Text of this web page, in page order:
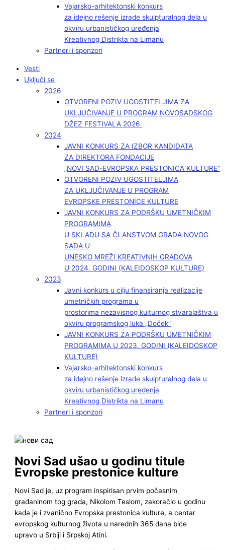
Vajarsko-arhitektonski konkurs
za idejno rešenje izrade skulpturalnog dela u
okviru urbanističkog uređenja
Kreativnog Distrikta na Limanu
Partneri i sponzori
Vesti
Uključi se
2026
OTVORENI POZIV UGOSTITELJIMA ZA
UKLJUČIVANJE U PROGRAM NOVOSADSKOG
DŽEZ FESTIVALA 2026.
2024
JAVNI KONKURS ZA IZBOR KANDIDATA
ZA DIREKTORA FONDACIJE
„NOVI SAD-EVROPSKA PRESTONICA KULTURE“
OTVORENI POZIV UGOSTITELJIMA
ZA UKLJUČIVANJE U PROGRAM
EVROPSKE PRESTONICE KULTURE
JAVNI KONKURS ZA PODRŠKU UMETNIČKIM
PROGRAMIMA
U SKLADU SA ČLANSTVOM GRADA NOVOG
SADA U
UNESKO MREŽI KREATIVNIH GRADOVA
U 2024. GODINI (KALEIDOSKOP KULTURE)
2023
Javni konkurs u cilju finansiranja realizacije
umetničkih programa u
prostorima nezavisnog kulturnog stvaralaštva u
okviru programskog luka „Doček”
JAVNI KONKURS ZA PODRŠKU UMETNIČKIM
PROGRAMIMA U 2023. GODINI (KALEIDOSKOP
KULTURE)
Vajarsko-arhitektonski konkurs
za idejno rešenje izrade skulpturalnog dela u
okviru urbanističkog uređenja
Kreativnog Distrikta na Limanu
Partneri i sponzori
Novi Sad ušao u godinu titule
Evropske prestonice kulture
Novi Sad je, uz program inspirisan prvim počasnim
građaninom tog grada, Nikolom Teslom, zakoračio u godinu
kada je i zvanično Evropska prestonica kulture, a centar
evropskog kulturnog života u narednih 365 dana biće
upravo u Srbiji i Srpskoj Atini.